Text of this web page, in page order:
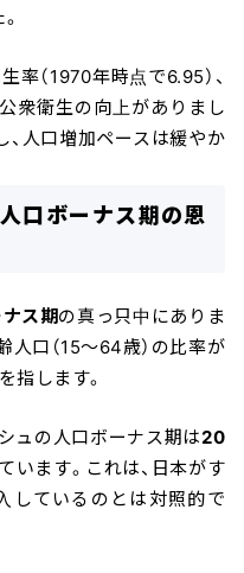
率（1970年時点で6.95）、
衆衛生の向上がありまし
、人口増加ペースは緩やか
口ボーナス期の恩
ス期の真っ只中にありま
人口（15〜64歳）の比率が
指します。
ュの人口ボーナス期は20
います。これは、日本がす
しているのとは対照的で